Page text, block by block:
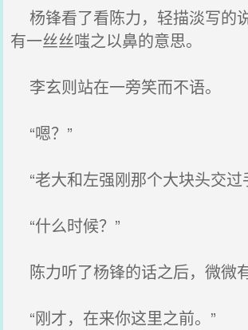
杨锋看了看陈力，轻描淡写的
有一丝丝嗤之以鼻的意思。
李玄则站在一旁笑而不语。
“嗯？”
“老大和左强刚那个大块头交过
“什么时候？”
陈力听了杨锋的话之后，微微
“刚才，在来你这里之前。”